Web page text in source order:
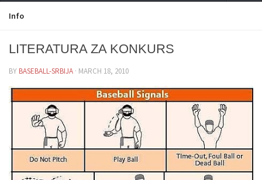
Home
Liga
Sponzorstva
Dokumenta
Kontakti Timova
Javne nabavke
Kontakt
Info
LITERATURA ZA KONKURS
BY BASEBALL-SRBIJA · MARCH 18, 2010